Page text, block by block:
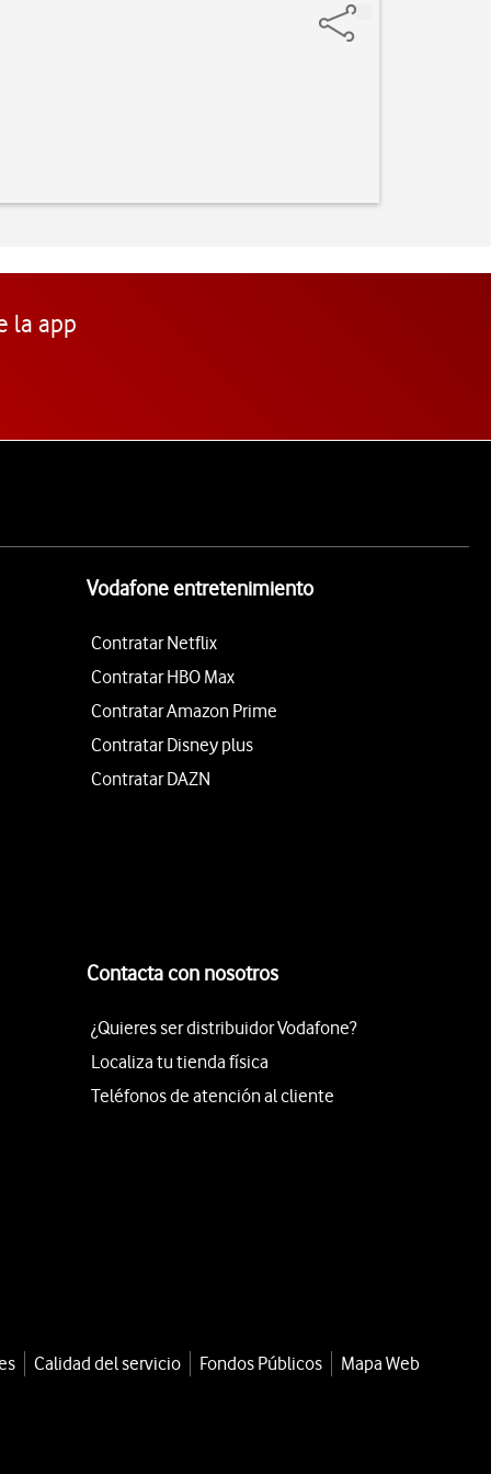
la app
Vodafone entretenimiento
Contratar Netflix
Contratar HBO Max
Contratar Amazon Prime
Contratar Disney plus
Contratar DAZN
Contacta con nosotros
¿Quieres ser distribuidor Vodafone?
Localiza tu tienda física
Teléfonos de atención al cliente
Calidad del servicio Fondos Públicos
Mapa Web